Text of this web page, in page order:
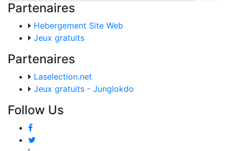
Partenaires
Hebergement Site Web
Jeux gratuits
Partenaires
Laselection.net
Jeux gratuits - Junglokdo
Follow Us